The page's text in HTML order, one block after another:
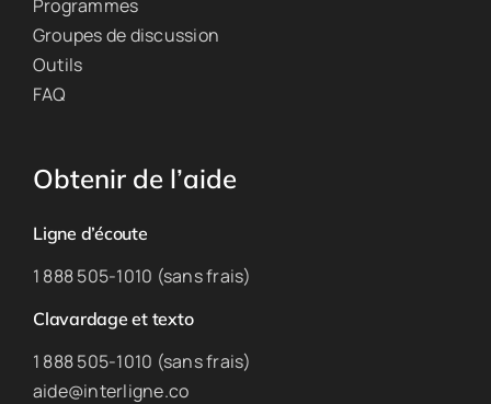
Programmes
Groupes de discussion
Outils
FAQ
Obtenir de l’aide
Ligne d’écoute
1 888 505-1010 (sans frais)
Clavardage et texto
1 888 505-1010 (sans frais)
aide@interligne.co